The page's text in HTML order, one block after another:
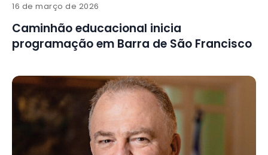
16 de março de 2026
Caminhão educacional inicia
programação em Barra de São Francisco